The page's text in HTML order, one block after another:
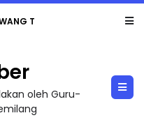
#141 #...
oleh Guru-